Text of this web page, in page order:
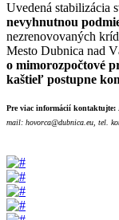
Uvedená stabilizácia
nevyhnutnou
nezrenovovaných
Mesto Dubnica nad
o mimorozpočtové
kaštieľ postupne
Pre viac informácií kontaktujte:
mail: hovorca@dubnica.eu, tel.